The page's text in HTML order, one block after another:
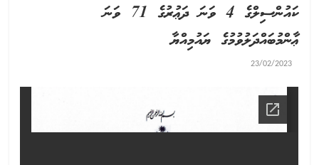
ކައުންސިލްގެ 4 ވަނަ ދަޢުރުގެ 71 ވަނަ
ޢާންމުބައްދަލުވުމުގެ ޔައުމިއްޔާ
23/02/2023